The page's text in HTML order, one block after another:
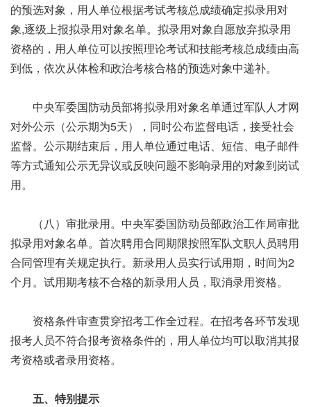
的预选对象，用人单位根据考试考核总成绩确定拟录用对
象,逐级上报拟录用对象名单。拟录用对象自愿放弃拟录用
资格的，用人单位可以按照理论考试和技能考核总成绩由高
到低，依次从体检和政治考核合格的预选对象中递补。
中央军委国防动员部将拟录用对象名单通过军队人才网
对外公示（公示期为5天），同时公布监督电话，接受社会
监督。公示期结束后，用人单位通过电话、短信、电子邮件
等方式通知公示无异议或反映问题不影响录用的对象到岗试
用。
（八）审批录用。中央军委国防动员部政治工作局审批
拟录用对象名单。首次聘用合同期限按照军队文职人员聘用
合同管理有关规定执行。新录用人员实行试用期，时间为2
个月。试用期考核不合格的新录用人员，取消录用资格。
资格条件审查贯穿招考工作全过程。在招考各环节发现
报考人员不符合报考资格条件的，用人单位均可以取消其报
考资格或者录用资格。
五、特别提示